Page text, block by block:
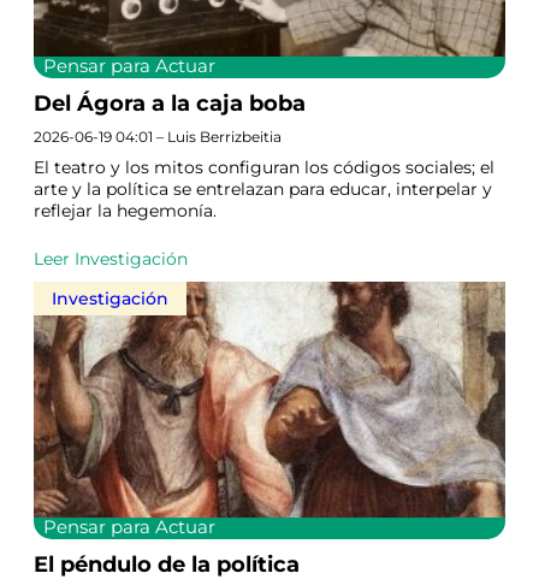
Pensar para Actuar
Del Ágora a la caja boba
2026-06-19 04:01 – Luis Berrizbeitia
El teatro y los mitos configuran los códigos sociales; el
arte y la política se entrelazan para educar, interpelar y
reflejar la hegemonía.
Leer Investigación
Investigación
Pensar para Actuar
El péndulo de la política